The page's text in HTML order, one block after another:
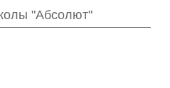
"Абсолют"